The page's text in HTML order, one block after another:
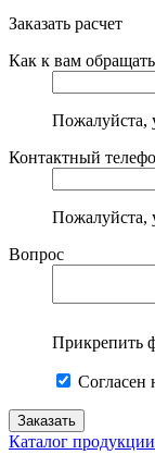
Заказать расчет
Как к вам
Пожалуйста,
Контактный
Пожалуйста,
Вопрос
Прикрепить
Согласен
Каталог продукции